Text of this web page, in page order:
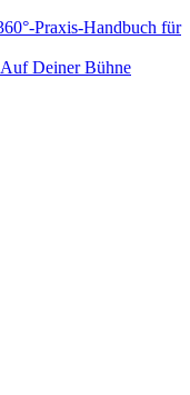
Praxis-Handbuch für
Deiner Bühne